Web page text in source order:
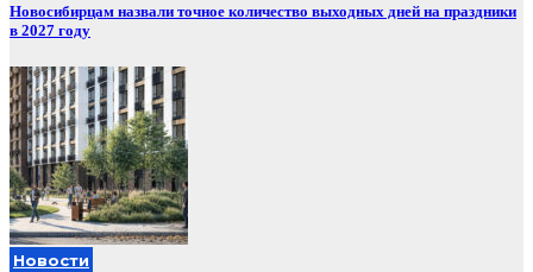
Новосибирцам назвали точное количество выходных дней на праздники
в 2027 году
Новости